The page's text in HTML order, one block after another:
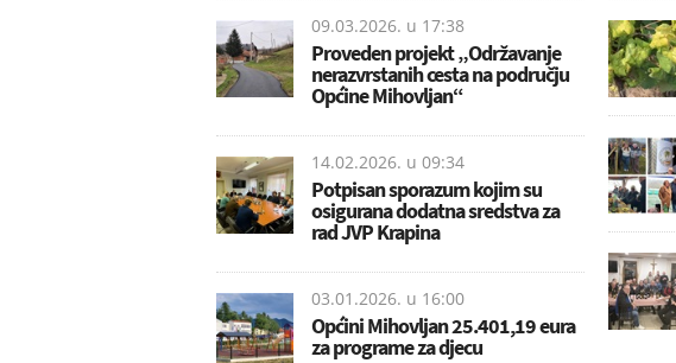
09.03.2026. u 17:38
Proveden projekt „Održavanje
nerazvrstanih cesta na području
Općine Mihovljan“
14.02.2026. u 09:34
Potpisan sporazum kojim su
osigurana dodatna sredstva za
rad JVP Krapina
03.01.2026. u 16:00
Općini Mihovljan 25.401,19 eura
za programe za djecu